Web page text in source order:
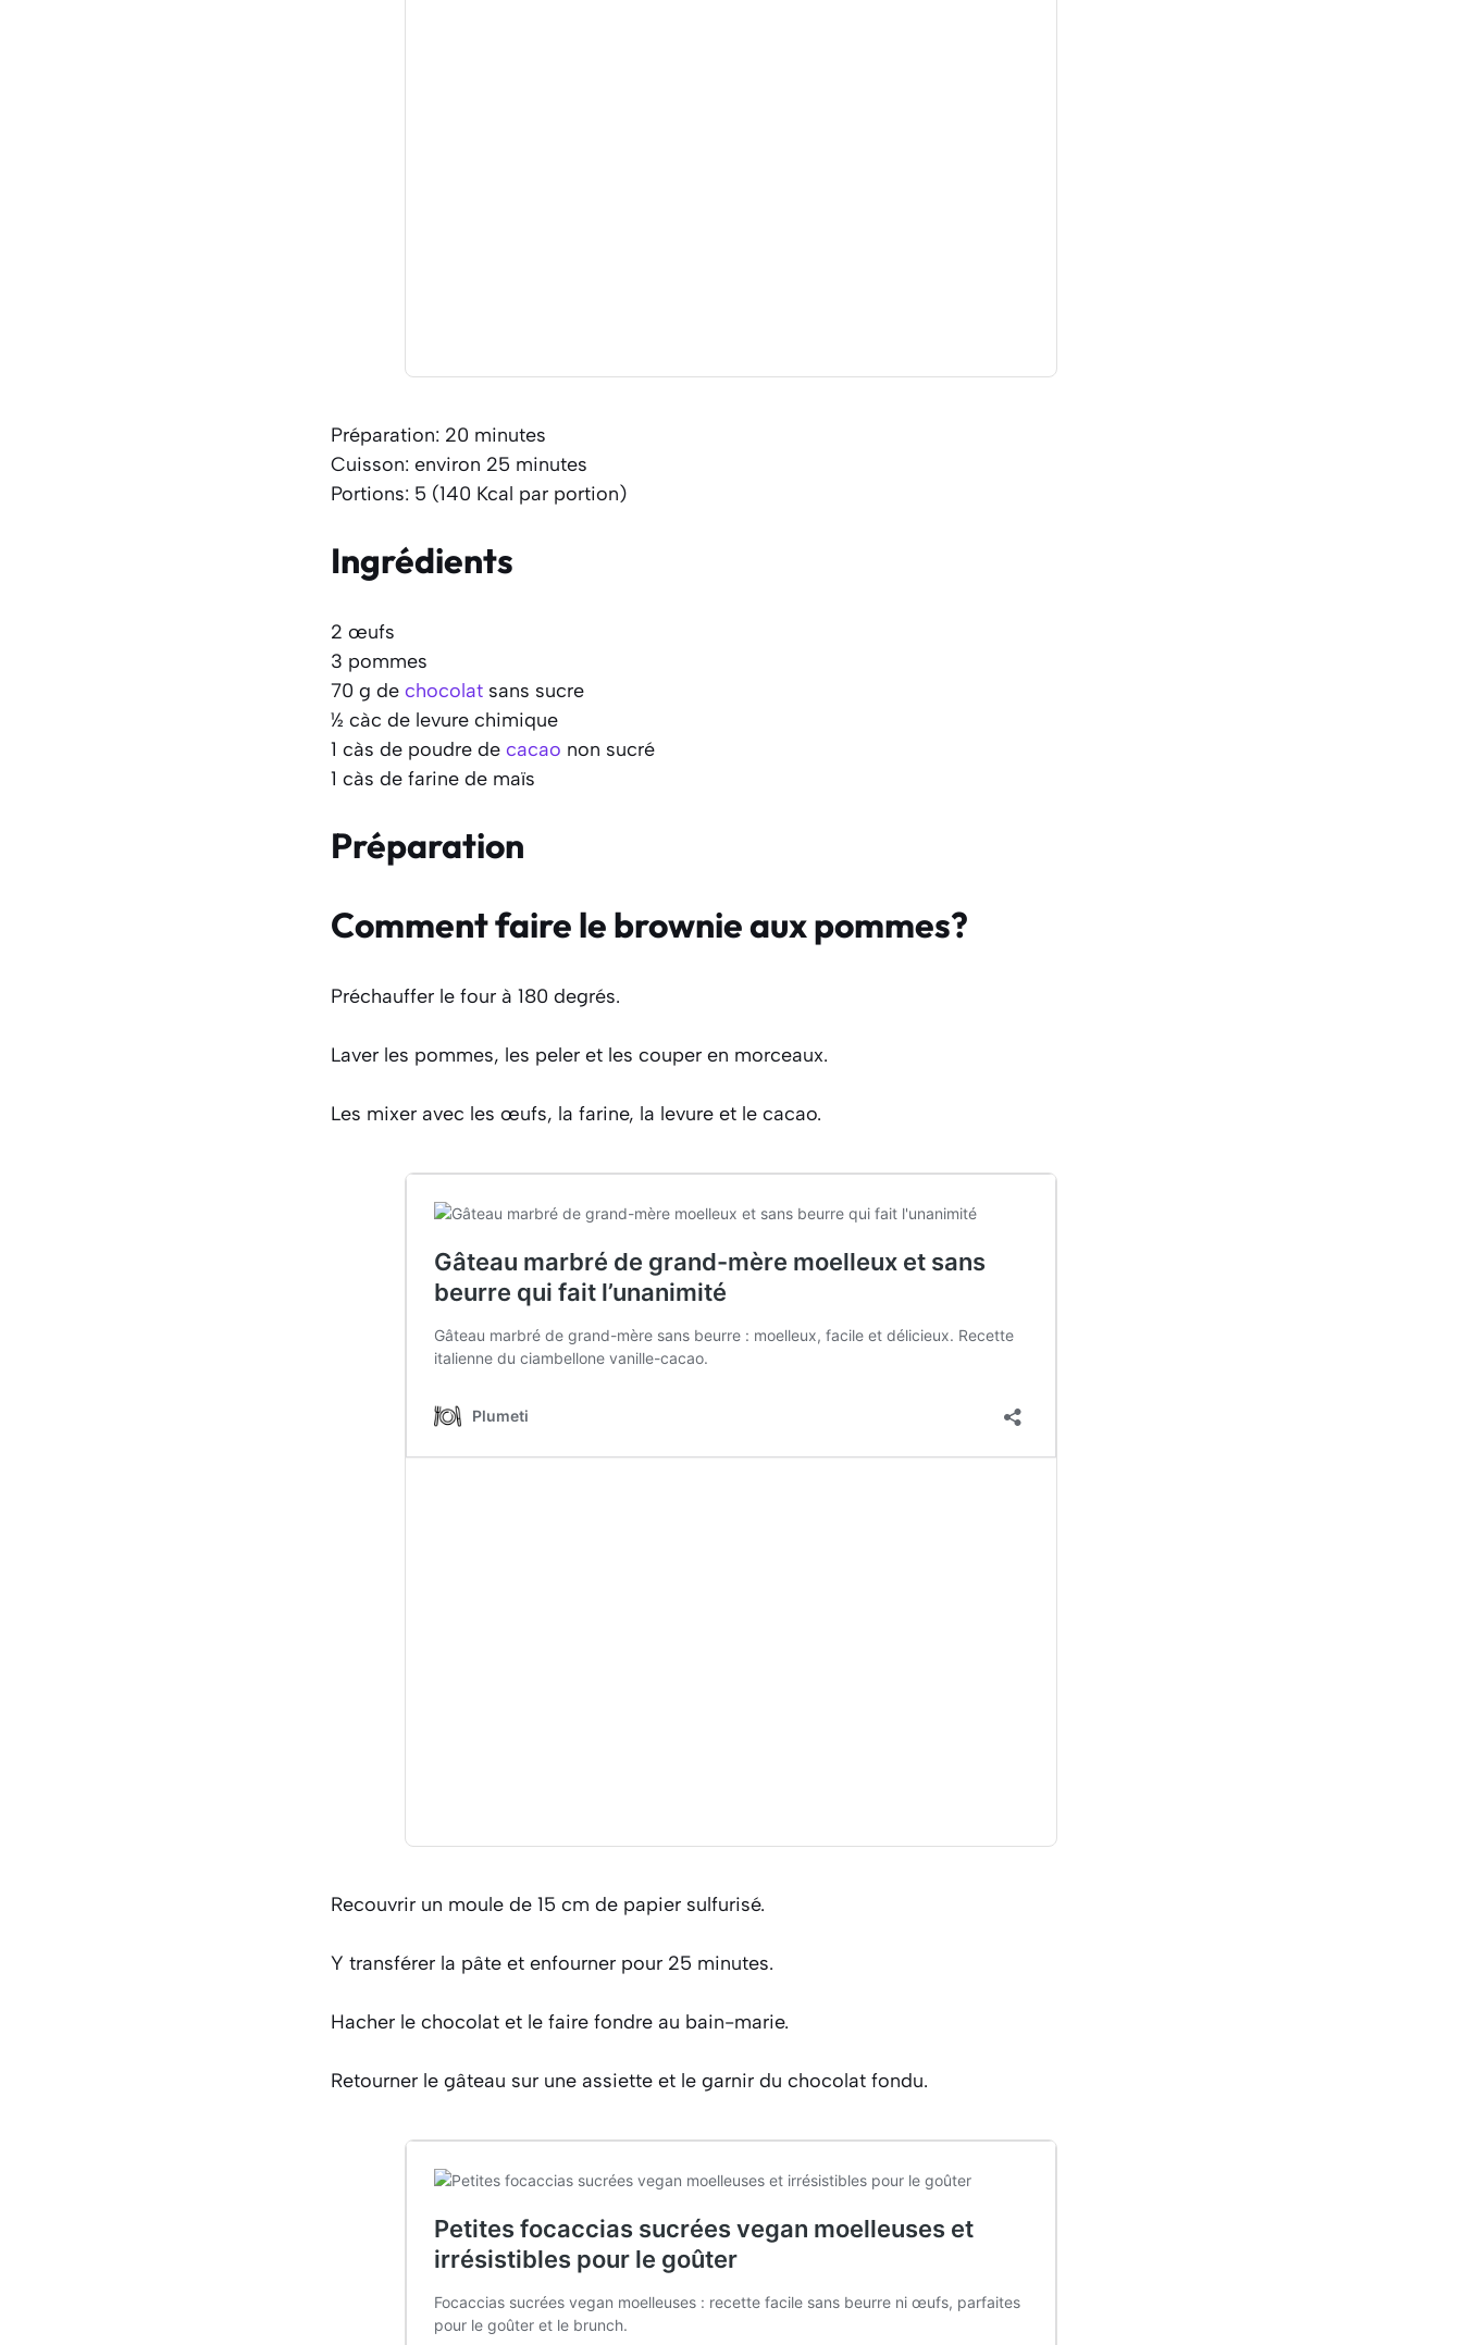
Préparation: 20 minutes
Cuisson: environ 25 minutes
Portions: 5 (140 Kcal par portion)
Ingrédients
2 œufs
3 pommes
70 g de chocolat sans sucre
½ càc de levure chimique
1 càs de poudre de cacao non sucré
1 càs de farine de maïs
Préparation
Comment faire le brownie aux pommes?
Préchauffer le four à 180 degrés.
Laver les pommes, les peler et les couper en morceaux.
Les mixer avec les œufs, la farine, la levure et le cacao.
Recouvrir un moule de 15 cm de papier sulfurisé.
Y transférer la pâte et enfourner pour 25 minutes.
Hacher le chocolat et le faire fondre au bain-marie.
Retourner le gâteau sur une assiette et le garnir du chocolat fondu.